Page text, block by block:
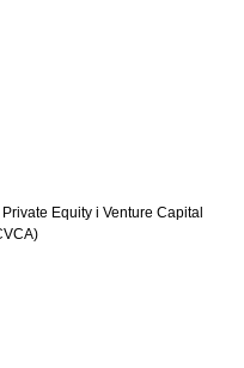
Equity i Venture Capital